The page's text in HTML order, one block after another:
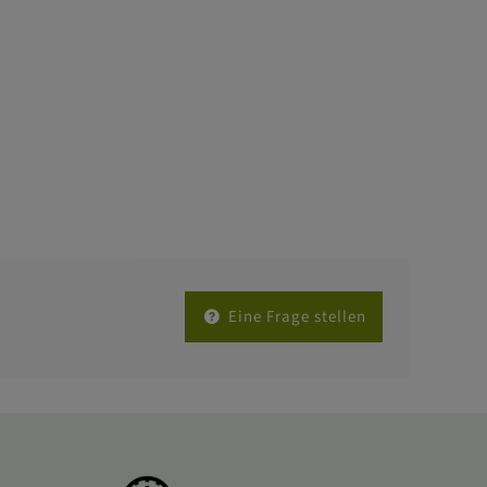
Eine Frage stellen